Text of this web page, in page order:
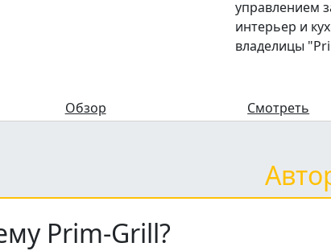
управлением
интерьер и
владелицы
Обзор Смотреть
Prim-Grill?